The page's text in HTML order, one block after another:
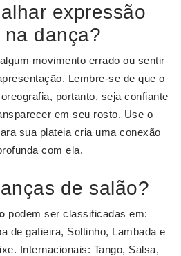
expressão
dança?
movimento errado ou sentir
Lembre-se de que o
portanto, seja confiante
em seu rosto. Use o
sua plateia cria uma conexão
com ela.
de salão?
podem ser classificadas em:
de gafieira, Soltinho, Lambada e
Internacionais: Tango, Salsa,